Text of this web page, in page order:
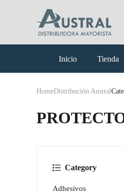
Inicio Tienda
HomeDistribución Austral
Category
Adhesivos